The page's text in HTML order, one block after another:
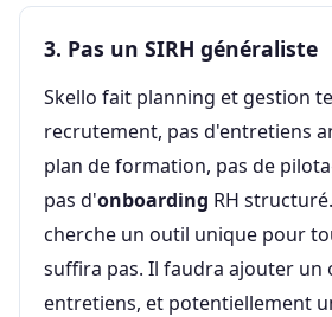
3. Pas un SIRH généraliste
Skello fait planning et gestion
recrutement, pas d'entretiens
plan de formation, pas de
pas d'onboarding RH
cherche un outil unique pour
suffira pas. Il faudra ajouter un
entretiens, et potentiellement